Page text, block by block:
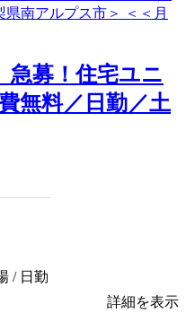
急募！住宅ユニ
無料／日勤／土
/ 日勤
詳細を表示